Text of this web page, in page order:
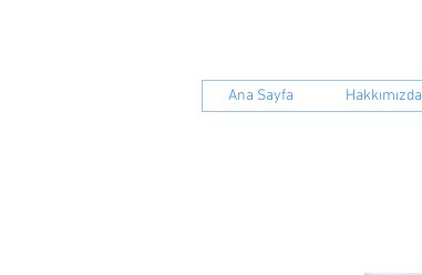
Ana Sayfa Hakkımızda